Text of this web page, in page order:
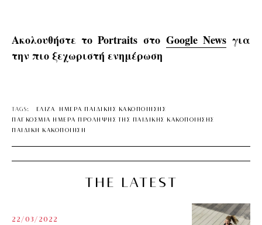
Ακολουθήστε το Portraits στο Google Newsγια
την πιο ξεχωριστή ενημέρωση
TAGS: ΕΛΙΖΑ
ΗΜΕΡΑ ΠΑΙΔΙΚΗΣ ΚΑΚΟΠΟΙΗΣΗΣ
ΠΑΓΚΟΣΜΙΑ ΗΜΕΡΑ ΠΡΟΛΗΨΗΣ ΤΗΣ ΠΑΙΔΙΚΗΣ ΚΑΚΟΠΟΙΗΣΗΣ
ΠΑΙΔΙΚΗ ΚΑΚΟΠΟΙΗΣΗ
THE LATEST
22/03/2022